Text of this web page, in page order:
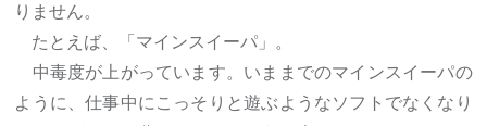
りません。
たとえば、「マインスイーパ」。
中毒度が上がっています。いままでのマインスイーパの
ように、仕事中にこっそりと遊ぶようなソフトでなくなり